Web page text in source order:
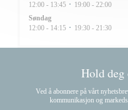
12:00 - 13:45 •
19:00 - 22:00
Søndag
12:00 - 14:15 • 19:30 - 21:30
Hold deg
Ved å abonnere på vårt
kommunikasjon og